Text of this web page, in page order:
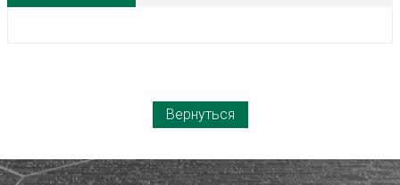
Вернуться